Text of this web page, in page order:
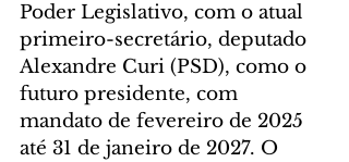
Poder Legislativo, com o atual
primeiro-secretário, deputado
Alexandre Curi (PSD), como o
futuro presidente, com
mandato de fevereiro de 2025
até 31 de janeiro de 2027. O